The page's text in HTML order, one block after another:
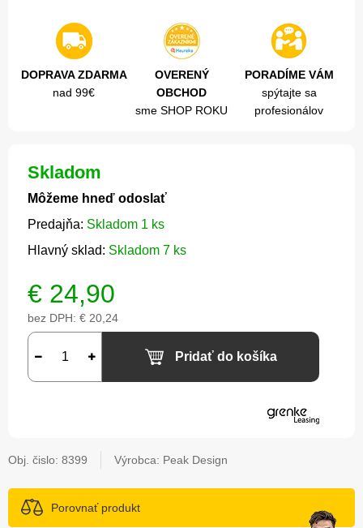
DOPRAVA ZDARMA
nad 99€
OVERENÝ
OBCHOD
sme SHOP ROKU
PORADÍME VÁM
spýtajte sa
profesionálov
Skladom
Môžeme hneď odoslať
Predajňa: Skladom 1 ks
Hlavný sklad: Skladom 7 ks
€ 24,90
bez DPH: € 20,24
Pridať do košíka
Obj. čislo: 8399 Výrobca: Peak Design
Porovnať produkt